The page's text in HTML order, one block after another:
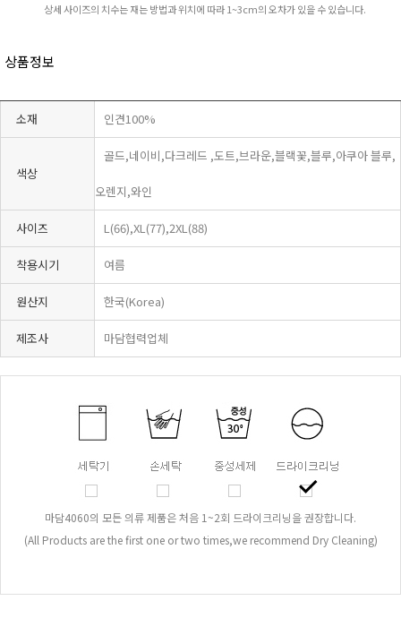
상세 사이즈의 치수는 재는 방법과 위치에 따라 1~3cm의 오차가 있을 수 있습니다.
상품정보
소재 인견100%
색상
골드,네이비,다크레드 ,도트,브라운,블랙꽃,블루,아쿠아 블루,
오렌지,와인
사이즈 L(66),XL(77),2XL(88)
착용시기 여름
원산지 한국(Korea)
제조사 마담협력업체
마담4060의 모든 의류 제품은 처음 1~2회 드라이크리닝을 권장합니다.
(All Products are the first one or two times,we recommend Dry Cleaning)